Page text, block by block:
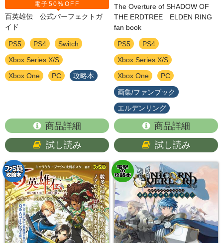
電子50%OFF
百英雄伝 公式パーフェクトガ
イド
PS5 PS4 Switch
Xbox Series X/S
Xbox One PC 攻略本
商品詳細
試し読み
The Overture of SHADOW OF
THE ERDTREE ELDEN RING
fan book
PS5 PS4
Xbox Series X/S
Xbox One PC
画集/ファンブック
エルデンリング
商品詳細
試し読み